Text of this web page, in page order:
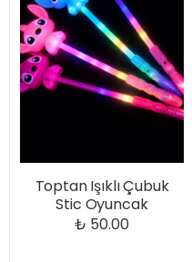
Toptan Işıklı Çubuk
Stic Oyuncak
₺ 50.00